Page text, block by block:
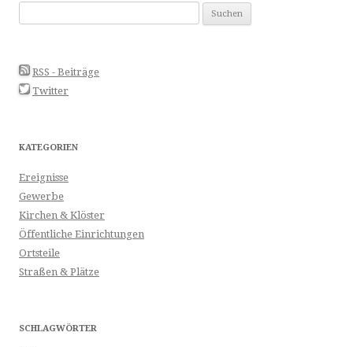
RSS - Beiträge
Twitter
KATEGORIEN
Ereignisse
Gewerbe
Kirchen & Klöster
Öffentliche Einrichtungen
Ortsteile
Straßen & Plätze
SCHLAGWÖRTER